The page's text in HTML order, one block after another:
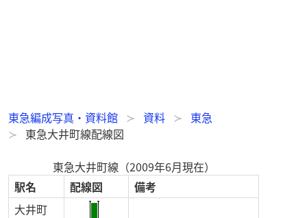
東急編成写真・資料館 資料
東急
東急大井町線配線図
東急大井町線（2009年6月現在）
駅名
配線図
備考
大井町